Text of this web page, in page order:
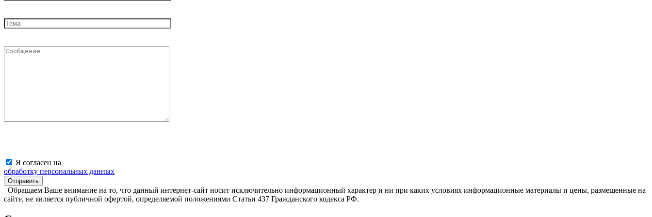
Я согласен на
обработку персональных данных
Обращаем Ваше внимание на то, что данный интернет-сайт носит исключительно информационный характер и ни при каких условиях информационные материалы и цены, размещенные на
сайте, не является публичной офертой, определяемой положениями Статьи 437 Гражданского кодекса РФ.